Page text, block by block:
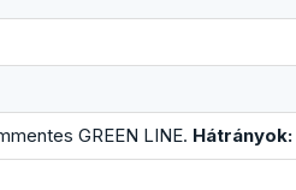
GREEN LINE. Hátrányok: